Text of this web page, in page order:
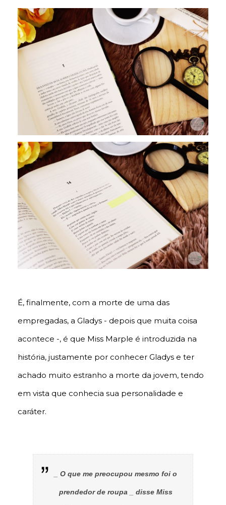
É, finalmente, com a morte de uma das
empregadas, a Gladys - depois que muita coisa
acontece -, é que Miss Marple é introduzida na
história, justamente por conhecer Gladys e ter
achado muito estranho a morte da jovem, tendo
em vista que conhecia sua personalidade e
caráter.
_ O que me preocupou mesmo foi o
prendedor de roupa _ disse Miss